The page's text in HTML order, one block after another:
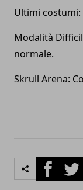
Ultimi costumi:
Modalità
normale.
Skrull Arena:
Facebook